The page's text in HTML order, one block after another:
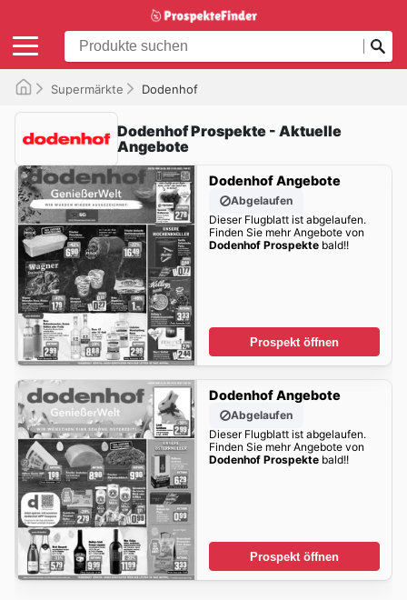
Supermärkte Dodenhof
Dodenhof Prospekte - Aktuelle
Angebote
Dodenhof Angebote
Abgelaufen
Dieser Flugblatt ist abgelaufen.
Finden Sie mehr Angebote von
Dodenhof Prospektebald!!
Prospekt öffnen
Dodenhof Angebote
Abgelaufen
Dieser Flugblatt ist abgelaufen.
Finden Sie mehr Angebote von
Dodenhof Prospektebald!!
Prospekt öffnen